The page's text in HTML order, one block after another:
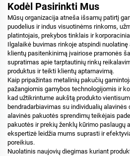
Kodėl Pasirinkti Mus
Mūsų organizacija atneša išsamų patirtį
puodelius ir indus visuotinėms rinkoms,
platintojais, prekybos tinklais ir
Ilgalaikė buvimas rinkoje atspindi
klientų pasitenkinimą įvairiose pramonės
supratimas apie tarptautinių rinkų
produktus ir teikti klientų aptarnavimą.
Kaip pripažintas metalinių pakučių
pažangiomis gamybos technologijomis ir
kad užtikrintume aukštą produkto
bendradarbiavimas su individualių alavinės
alavinės pakuotės sprendimų teikėjais
pakuotės ir prekių ženklų kūrimo paslaugų
ekspertizė leidžia mums suprasti ir
poreikius.
Nuolatinis naujovių diegimas kuriant